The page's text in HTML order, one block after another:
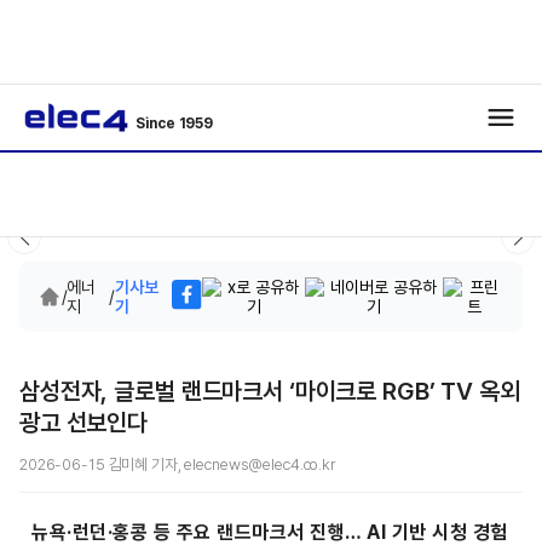
Since 1959
/에너
지
/기사보
기
삼성전자, 글로벌 랜드마크서 ‘마이크로 RGB’ TV 옥외
광고 선보인다
2026-06-15 김미혜 기자, elecnews@elec4.co.kr
뉴욕·런던·홍콩 등 주요 랜드마크서 진행… AI 기반 시청 경험